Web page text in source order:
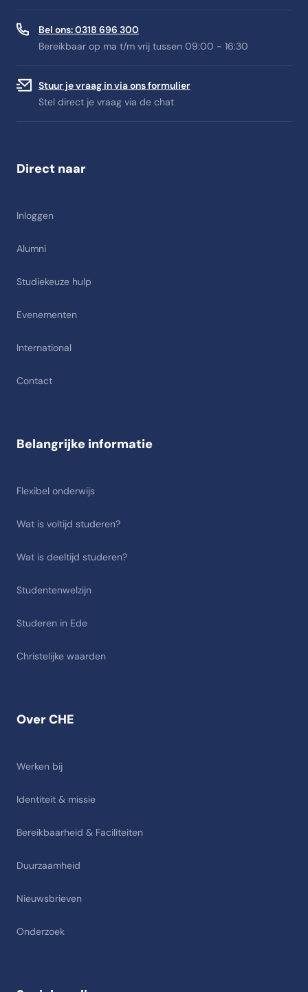
Bel ons: 0318 696 300
Bereikbaar op ma t/m vrij tussen 09:00 - 16:30
Stuur je vraag in via ons formulier
Stel direct je vraag via de chat
Direct naar
Inloggen
Alumni
Studiekeuze hulp
Evenementen
International
Contact
Over CHE
Werken bij
Identiteit & missie
Bereikbaarheid & Faciliteiten
Duurzaamheid
Nieuwsbrieven
Onderzoek
Belangrijke informatie
Flexibel onderwijs
Wat is voltijd studeren?
Wat is deeltijd studeren?
Studentenwelzijn
Studeren in Ede
Christelijke waarden